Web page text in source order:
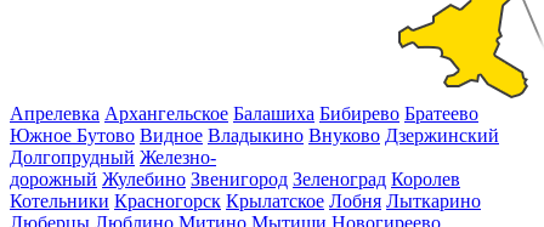
Апрелевка Архангельское Балашиха Бибирево Братеево
Южное Бутово Видное Владыкино Внуково Дзержинский
Долгопрудный Железно-
дорожный Жулебино Звенигород Зеленоград Королев
Котельники Красногорск Крылатское Лобня Лыткарино
Люберцы Люблино Митино Мытищи Новогиреево